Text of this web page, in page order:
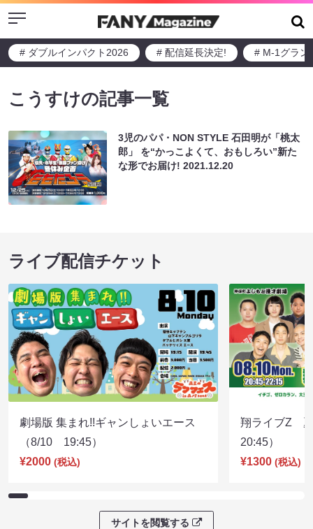
Menu
# ダブルインパクト2026 # 配信延長決定! # M-1グラン
こうすけの記事一覧
3児のパパ・NON STYLE 石田明が「桃太
郎」 を“かっこよくて、おもしろい”新た
な形でお届け!2021.12.20
ライブ配信チケット
劇場版 集まれ!!ギャンしょいエース
（8/10 19:45）
¥2000 (税込)
翔ライブZ
20:45）
¥1300 (税込)
サイトを閲覧する